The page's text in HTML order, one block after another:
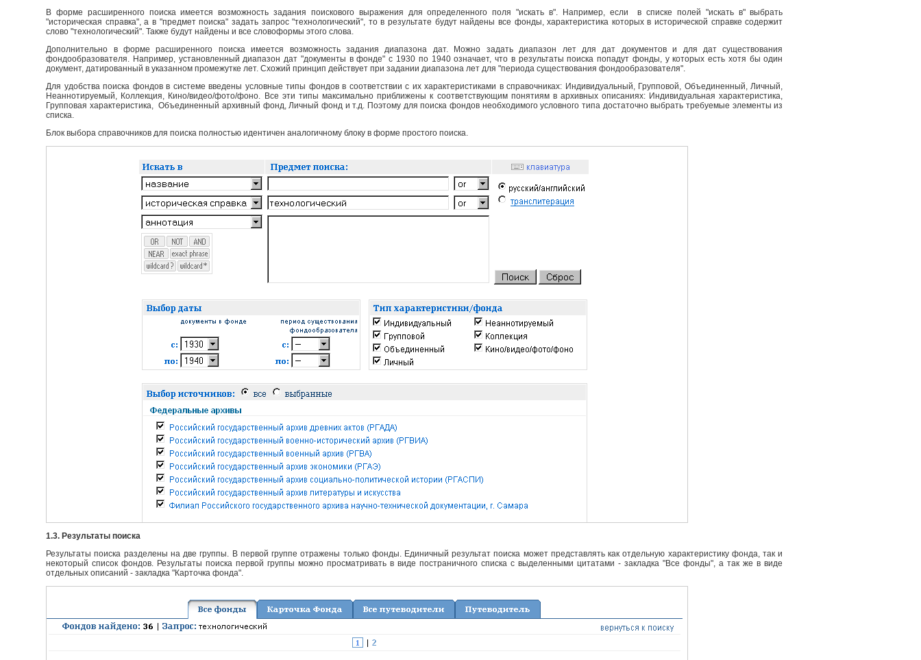
В форме расширенного поиска имеется возможность задания поискового выражения для определенного поля "искать в". Например, если в списке полей "искать в" выбрать
"историческая справка", а в "предмет поиска" задать запрос "технологический", то в результате будут найдены все фонды, характеристика которых в исторической справке содержит
слово "технологический". Также будут найдены и все словоформы этого слова.
Дополнительно в форме расширенного поиска имеется возможность задания диапазона дат. Можно задать диапазон лет для дат документов и для дат существования
фондообразователя. Например, установленный диапазон дат "документы в фонде" с 1930 по 1940 означает, что в результаты поиска попадут фонды, у которых есть хотя бы один
документ, датированный в указанном промежутке лет. Схожий принцип действует при задании диапазона лет для "периода существования фондообразователя".
Для удобства поиска фондов в системе введены условные типы фондов в соответствии с их характеристиками в справочниках: Индивидуальный, Групповой, Объединенный, Личный,
Неаннотируемый, Коллекция, Кино/видео/фото/фоно. Все эти типы максимально приближены к соответствующим понятиям в архивных описаниях: Индивидуальная характеристика,
Групповая характеристика, Объединенный архивный фонд, Личный фонд и т.д. Поэтому для поиска фондов необходимого условного типа достаточно выбрать требуемые элементы из
списка.
Блок выбора справочников для поиска полностью идентичен аналогичному блоку в форме простого поиска.
1.3. Результаты поиска
Результаты поиска разделены на две группы. В первой группе отражены только фонды. Единичный результат поиска может представлять как отдельную характеристику фонда, так и
некоторый список фондов. Результаты поиска первой группы можно просматривать в виде постраничного списка с выделенными цитатами - закладка "Все фонды", а так же в виде
отдельных описаний - закладка "Карточка фонда".